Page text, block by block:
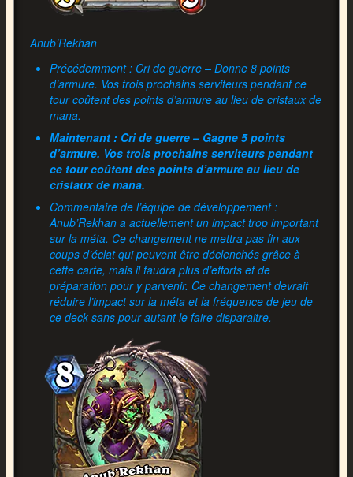
Anub’Rekhan
Précédemment : Cri de guerre – Donne 8 points
d’armure. Vos trois prochains serviteurs pendant ce
tour coûtent des points d’armure au lieu de cristaux de
mana.
Maintenant : Cri de guerre – Gagne 5 points
d’armure. Vos trois prochains serviteurs pendant
ce tour coûtent des points d’armure au lieu de
cristaux de mana.
Commentaire de l’équipe de développement :
Anub’Rekhan a actuellement un impact trop important
sur la méta. Ce changement ne mettra pas fin aux
coups d’éclat qui peuvent être déclenchés grâce à
cette carte, mais il faudra plus d’efforts et de
préparation pour y parvenir. Ce changement devrait
réduire l’impact sur la méta et la fréquence de jeu de
ce deck sans pour autant le faire disparaitre.